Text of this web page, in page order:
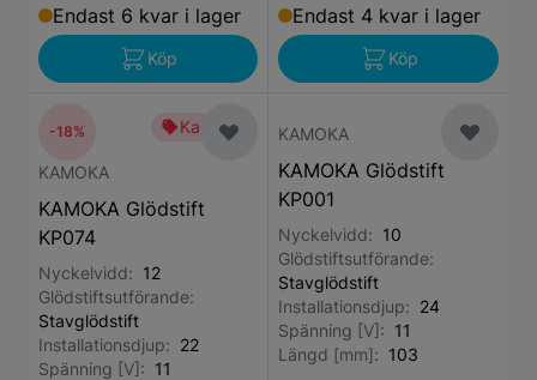
Endast 6 kvar i lager
Köp
Endast 4 kvar i lager
Köp
Kampanj
KAMOKA
KAMOKA Glödstift
KP074
Nyckelvidd: 12
Glödstiftsutförande:
Stavglödstift
Installationsdjup: 22
Spänning [V]: 11
-18% KAMOKA
KAMOKA Glödstift
KP001
Nyckelvidd: 10
Glödstiftsutförande:
Stavglödstift
Installationsdjup: 24
Spänning [V]: 11
Längd [mm]: 103